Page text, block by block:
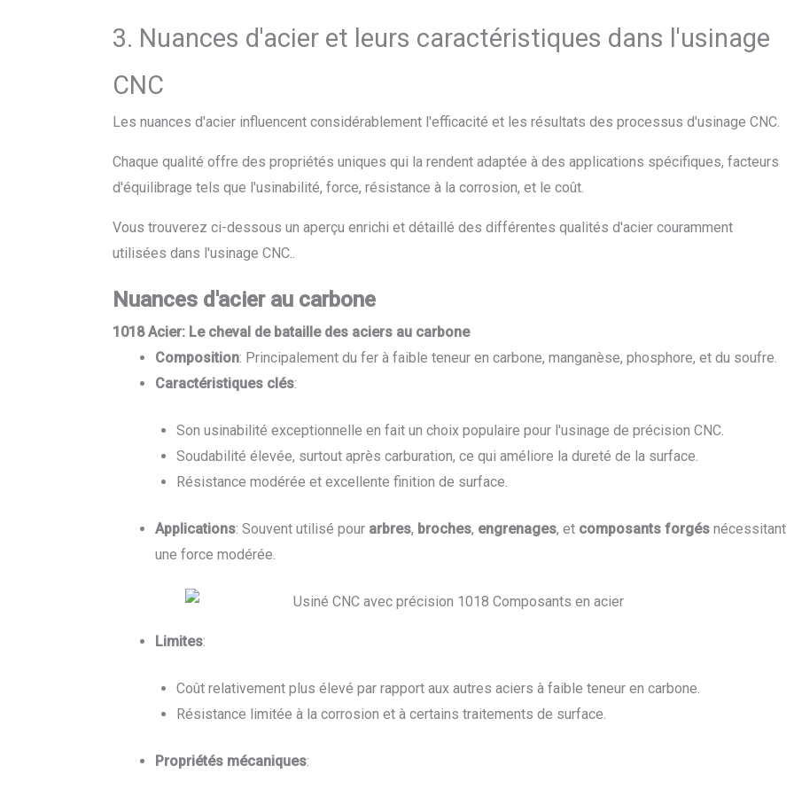
3. Nuances d'acier et leurs caractéristiques dans l'usinage
CNC
Les nuances d'acier influencent considérablement l'efficacité et les résultats des processus d'usinage CNC.
Chaque qualité offre des propriétés uniques qui la rendent adaptée à des applications spécifiques, facteurs
d'équilibrage tels que l'usinabilité, force, résistance à la corrosion, et le coût.
Vous trouverez ci-dessous un aperçu enrichi et détaillé des différentes qualités d'acier couramment
utilisées dans l'usinage CNC..
Nuances d'acier au carbone
1018 Acier: Le cheval de bataille des aciers au carbone
Composition: Principalement du fer à faible teneur en carbone, manganèse, phosphore, et du soufre.
Caractéristiques clés:
Son usinabilité exceptionnelle en fait un choix populaire pour l'usinage de précision CNC.
Soudabilité élevée, surtout après carburation, ce qui améliore la dureté de la surface.
Résistance modérée et excellente finition de surface.
Applications: Souvent utilisé pour arbres, broches, engrenages, et composants forgésnécessitant
une force modérée.
Limites:
Coût relativement plus élevé par rapport aux autres aciers à faible teneur en carbone.
Résistance limitée à la corrosion et à certains traitements de surface.
Propriétés mécaniques: